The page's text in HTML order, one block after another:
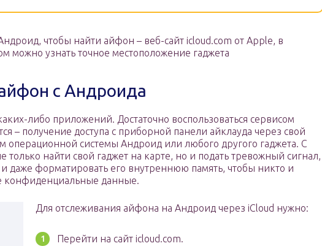
чтобы найти айфон – веб-сайт icloud.com от Apple, в
можно узнать точное местоположение гаджета
с Андроида
либо приложений. Достаточно воспользоваться сервисом
– получение доступа с приборной панели айклауда через свой
операционной системы Андроид или любого другого гаджета. С
найти свой гаджет на карте, но и подать тревожный сигнал,
и даже форматировать его внутреннюю память, чтобы никто и
конфиденциальные данные.
Для отслеживания айфона на Андроид через iCloud нужно:
Перейти на сайт icloud.com.